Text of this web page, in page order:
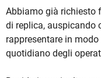
Abbiamo già richiesto
di replica, auspicando
rappresentare in
quotidiano degli